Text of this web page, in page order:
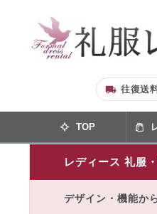
往復送
TOP
レディース 礼服
デザイン・機能か